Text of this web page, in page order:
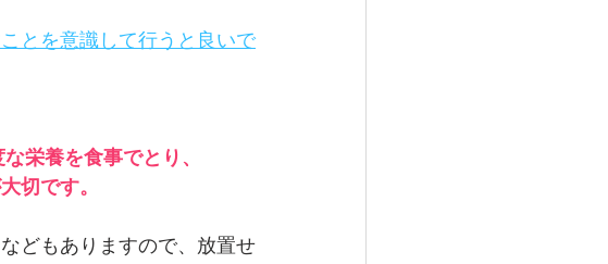
とを意識して行うと良いで
栄養を食事でとり、
切です。
どもありますので、放置せ